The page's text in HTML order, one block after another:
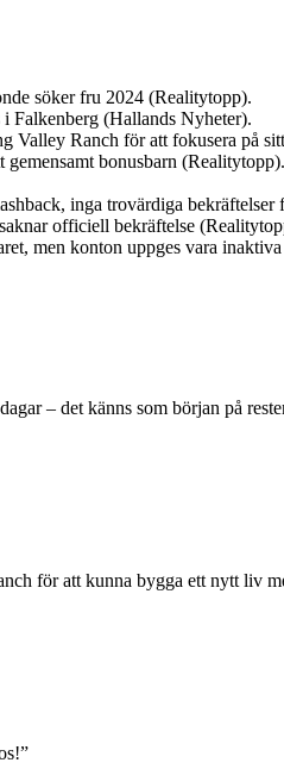
söker fru 2024 (Realitytopp).
Falkenberg (Hallands Nyheter).
Valley Ranch för att fokusera på
bonusbarn (Realitytopp).
inga trovärdiga bekräftelser
officiell bekräftelse
men konton uppges vara
– det känns som början på
för att kunna bygga ett nytt liv